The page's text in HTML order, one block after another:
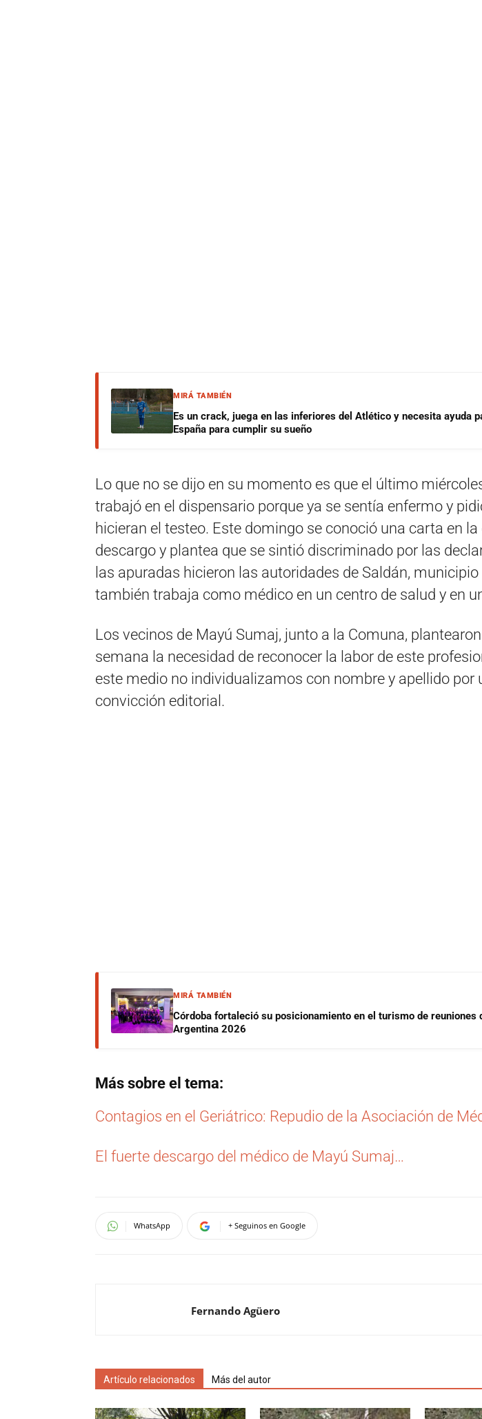
MIRÁ TAMBIÉN
Es un crack, juega en las inferiores del Atlético y necesita ayuda
España para cumplir su sueño
Lo que no se dijo en su momento es que el último
trabajó en el dispensario porque ya se sentía enfermo y
hicieran el testeo. Este domingo se conoció una carta en la
descargo y plantea que se sintió discriminado por las
las apuradas hicieron las autoridades de Saldán, municipio
también trabaja como médico en un centro de salud y en
Los vecinos de Mayú Sumaj, junto a la Comuna,
semana la necesidad de reconocer la labor de este
este medio no individualizamos con nombre y apellido por
convicción editorial.
MIRÁ TAMBIÉN
Córdoba fortaleció su posicionamiento en el turismo de reuniones
Argentina 2026
Más sobre el tema:
Contagios en el Geriátrico: Repudio de la Asociación de
El fuerte descargo del médico de Mayú Sumaj…
WhatsApp + Seguinos en Google
Fernando Agüero
Artículo relacionados Más del autor